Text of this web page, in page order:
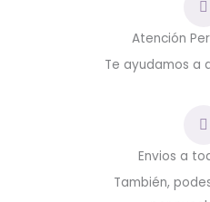
Atención
Te ayudamos a
Envios a
También,